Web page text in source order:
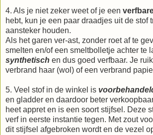
4. Als je niet zeker weet of je een
hebt, kun je een paar draadjes uit de stof
aansteker houden.
Als het garen ver-ast, zonder roet af te
smelten en/of een smeltbolletje achter te
synthetisch en dus goed verfbaar. Je
verbrand haar (wol) of een verbrand
5. Veel stof in de winkel is
en gladder en daardoor beter
heet appret en is een soort stijfsel. Deze
verf in eerste instantie tegen. Met zout
dit stijfsel afgebroken wordt en de vezel